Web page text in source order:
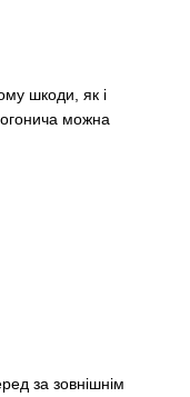
шкоди, як і
можна
за зовнішнім